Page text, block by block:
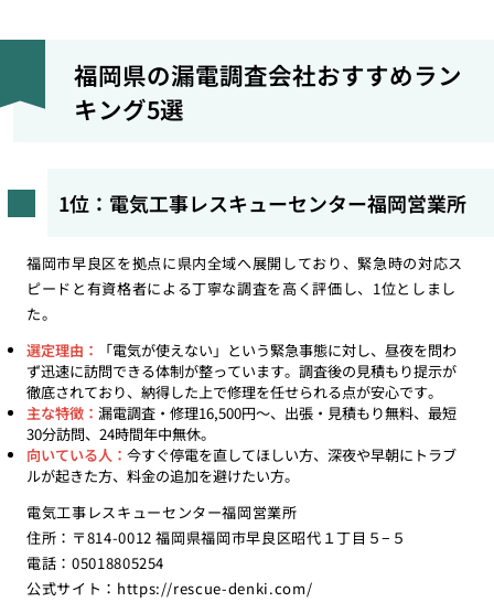
福岡県の漏電調査会社おすすめラン
キング5選
1位：電気工事レスキューセンター福岡営業所
福岡市早良区を拠点に県内全域へ展開しており、緊急時の対応ス
ピードと有資格者による丁寧な調査を高く評価し、1位としまし
た。
選定理由：
「電気が使えない」という緊急事態に対し、昼夜を問わ
ず迅速に訪問できる体制が整っています。調査後の見積もり提示が
徹底されており、納得した上で修理を任せられる点が安心です。
主な特徴： 漏電調査・修理16,500円〜、出張・見積もり無料、最短
30分訪問、24時間年中無休。
向いている人： 今すぐ停電を直してほしい方、深夜や早朝にトラブ
ルが起きた方、料金の追加を避けたい方。
電気工事レスキューセンター福岡営業所
住所：〒814-0012 福岡県福岡市早良区昭代１丁目５−５
電話：05018805254
公式サイト： https://rescue-denki.com/